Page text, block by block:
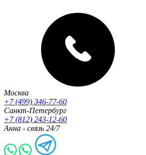
Москва
+7 (499) 346-77-60
Санкт-Петербург
+7 (812) 243-12-60
Анна - связь 24/7